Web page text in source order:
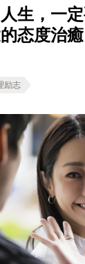
人生，一
态度治
励志